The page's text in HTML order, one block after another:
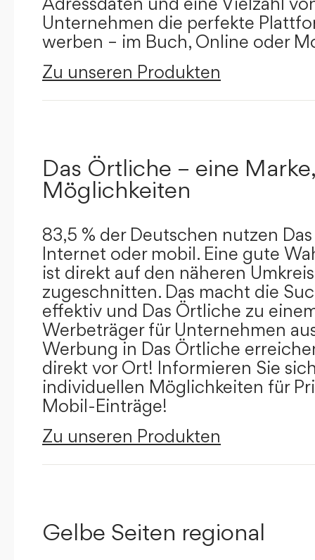
Unternehmen die perfekte
werben – im Buch, Online oder
Zu unseren Produkten
Das Örtliche – eine
Möglichkeiten
83,5 % der Deutschen nutzen
Internet oder mobil. Eine gute
ist direkt auf den näheren
zugeschnitten. Das macht die
effektiv und Das Örtliche zu
Werbeträger für Unternehmen
Werbung in Das Örtliche
direkt vor Ort! Informieren Sie
individuellen Möglichkeiten für
Mobil-Einträge!
Zu unseren Produkten
Gelbe Seiten regional